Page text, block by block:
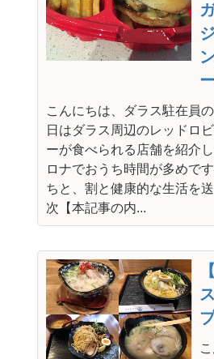
こんにちは、ダラス駐在員
日はダラス周辺のレッドロ
ーが食べられる店舗を紹介
ロナでおうち時間が多めで
ちと、割と健康的な生活を
次【本記事の内...